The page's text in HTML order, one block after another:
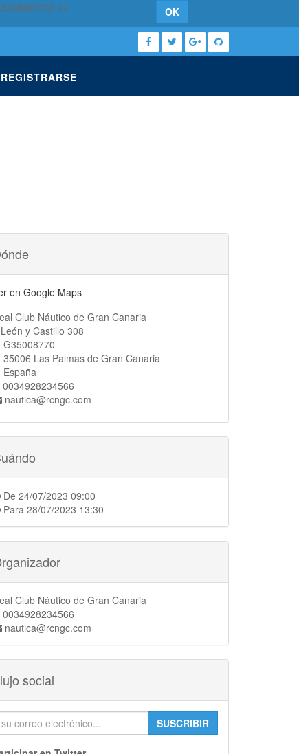
su
OK
REGISTRARSE
en Google Maps
Club Náutico de Gran Canaria
León y Castillo 308
G35008770
35006 Las Palmas de Gran Canaria
España
0034928234566
nautica@rcngc.com
De 24/07/2023 09:00
Para 28/07/2023 13:30
Club Náutico de Gran Canaria
0034928234566
nautica@rcngc.com
social
SUSCRIBIR